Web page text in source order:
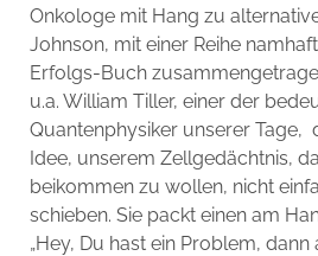
Onkologe mit Hang zu
Johnson, mit einer Reihe
Erfolgs-Buch
u.a. William Tiller, einer der
Quantenphysiker unserer Tage,
Idee, unserem Zellgedächtnis,
beikommen zu wollen, nicht
schieben. Sie packt einen am
„Hey, Du hast ein Problem, dann